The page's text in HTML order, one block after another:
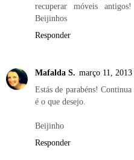
recuperar móveis
Beijinhos
Responder
Mafalda S. março 11, 2013
Estás de parabéns!
é o que desejo.
Beijinho
Responder